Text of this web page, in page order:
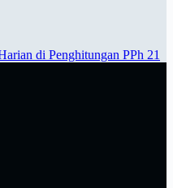
di Penghitungan PPh 21